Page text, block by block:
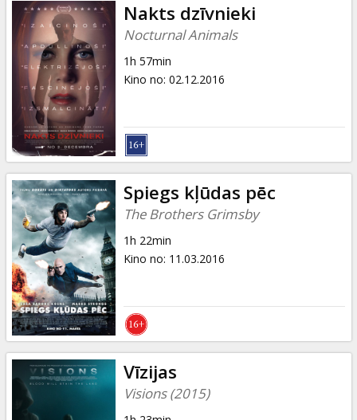
Nakts dzīvnieki
Nocturnal Animals
1h 57min
Kino no: 02.12.2016
Spiegs kļūdas pēc
The Brothers Grimsby
1h 22min
Kino no: 11.03.2016
Vīzijas
Visions (2015)